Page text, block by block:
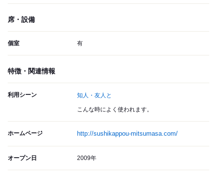
席・設備
個室 有
特徴・関連情報
利用シーン 知人・友人と
こんな時によく使われます。
ホームページ http://sushikappou-mitsumasa.com/
オープン日 2009年